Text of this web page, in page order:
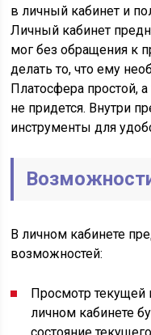
в личный кабинет и
Личный кабинет
мог без обращения к
делать то, что ему
Платосфера простой,
не придется. Внутри
инструменты для
В личном кабинете
возможностей:
Просмотр
личном кабинете